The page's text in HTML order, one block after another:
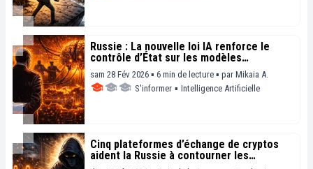
Russie : La nouvelle loi IA renforce le
contrôle d’État sur les modèles
stratégiques
sam 28 Fév 2026 ▪ 6 min de lecture ▪ par Mikaia A.
S'informer ▪ Intelligence Artificielle
Cinq plateformes d’échange de cryptos
aident la Russie à contourner les